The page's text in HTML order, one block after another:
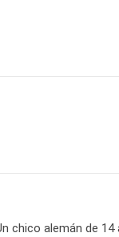
chico alemán de